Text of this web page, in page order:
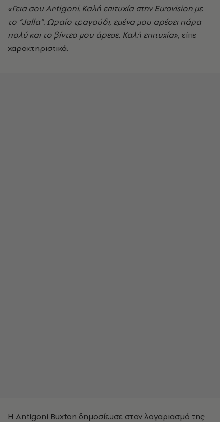
«Γεια σου Antigoni. Καλή επιτυχία στην Eurovision με
το “Jalla”. Ωραίο τραγούδι, εμένα μου αρέσει πάρα
πολύ και το βίντεο μου άρεσε. Καλή επιτυχία», είπε
χαρακτηριστικά.
Η Antigoni Buxton δημοσίευσε στον λογαριασμό της